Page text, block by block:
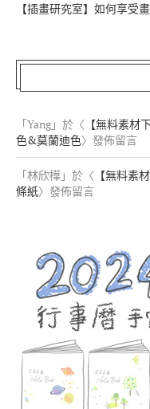
【插畫研究室】如何享受
「Yang」於〈 【無料素材
色&莫蘭迪色〉發佈留言
「林欣樺 」於〈 【無料素
條紙〉發佈留言